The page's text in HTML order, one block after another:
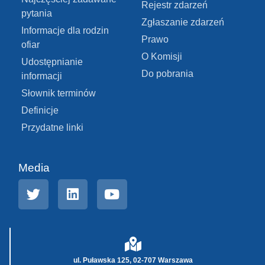
pytania
Informacje dla rodzin
ofiar
Udostępnianie
informacji
Słownik terminów
Definicje
Przydatne linki
Rejestr zdarzeń
Zgłaszanie zdarzeń
Prawo
O Komisji
Do pobrania
Media
ul. Puławska 125, 02-707 Warszawa